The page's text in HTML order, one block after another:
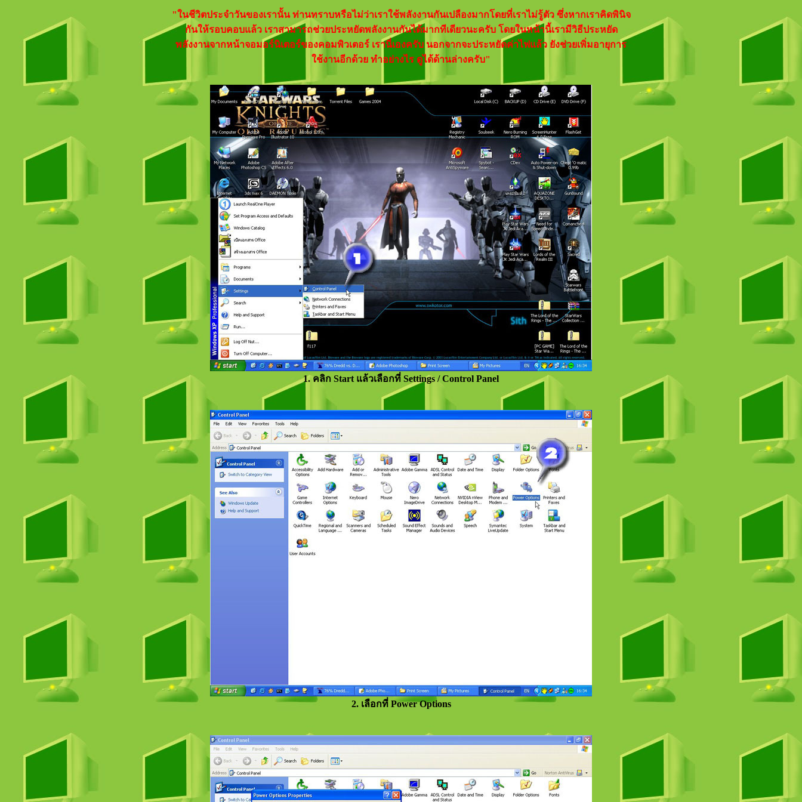
"ในชีวิตประจำวันของเรานั้น ท่านทราบหรือไม่ว่าเราใช้พลังงานกันเปลืองมากโดยที่เราไม่รู้ตัว ซึ่งหากเราคิดพินิจ
กันให้รอบคอบแล้ว เราสามารถช่วยประหยัดพลังงานกันได้มากทีเดียวนะครับ โดยในหน้านี้เรามีวิธีประหยัด
พลังงานจากหน้าจอมอร์นิเตอร์ของคอมพิวเตอร์ เรานี่เองครับ นอกจากจะประหยัดค่าไฟแล้ว ยังช่วยเพิ่มอายุการ
ใช้งานอีกด้วย ทำอย่างไร ดูได้ด้านล่างครับ"
1. คลิก Start แล้วเลือกที่ Settings / Control Panel
2. เลือกที่ Power Options